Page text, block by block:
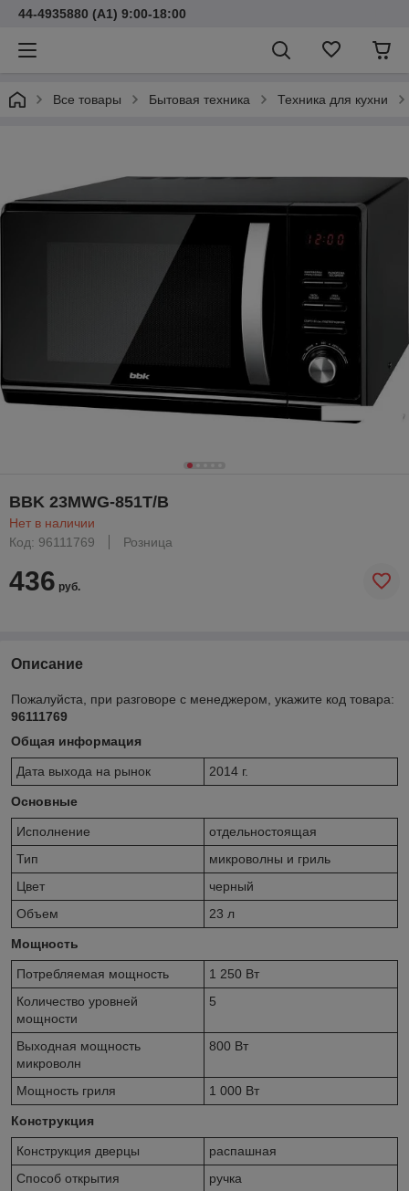
44-4935880 (A1) 9:00-18:00
Все товары Бытовая техника Техника для кухни
BBK 23MWG-851T/B
Нет в наличии
Код: 96111769
Розница
436 руб.
Описание
Пожалуйста, при разговоре с менеджером, укажите код товара:
96111769
Общая информация
Дата выхода на рынок 2014 г.
Основные
Исполнение
отдельностоящая
Тип
микроволны и гриль
Цвет
черный
Объем
23 л
Мощность
Потребляемая мощность
1 250 Вт
Количество уровней
мощности
5
Выходная мощность
микроволн
800 Вт
Мощность гриля 1 000 Вт
Конструкция
Конструкция дверцы
распашная
Способ открытия
ручка